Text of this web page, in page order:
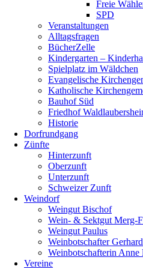
Freie
SPD
Veranstaltungen
Alltagsfragen
BücherZelle
Kindergarten –
Spielplatz im Wäldchen
Evangelische
Katholische
Bauhof Süd
Friedhof
Historie
Dorfrundgang
Zünfte
Hinterzunft
Oberzunft
Unterzunft
Schweizer Zunft
Weindorf
Weingut Bischof
Wein- & Sektgut Merg-
Weingut Paulus
Weinbotschafter
Weinbotschafterin Anne
Vereine